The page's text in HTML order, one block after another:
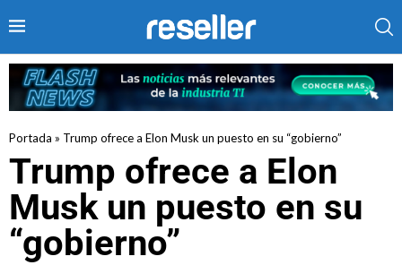
Portada » Trump ofrece a Elon Musk un puesto en su “gobierno”
Trump ofrece a Elon
Musk un puesto en su
“gobierno”